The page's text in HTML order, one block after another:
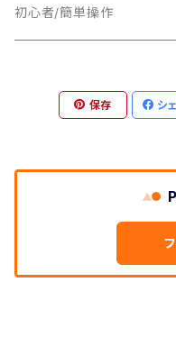
18MM
RDTA
22MM
18MM
初心者/簡単操作
保存 シ